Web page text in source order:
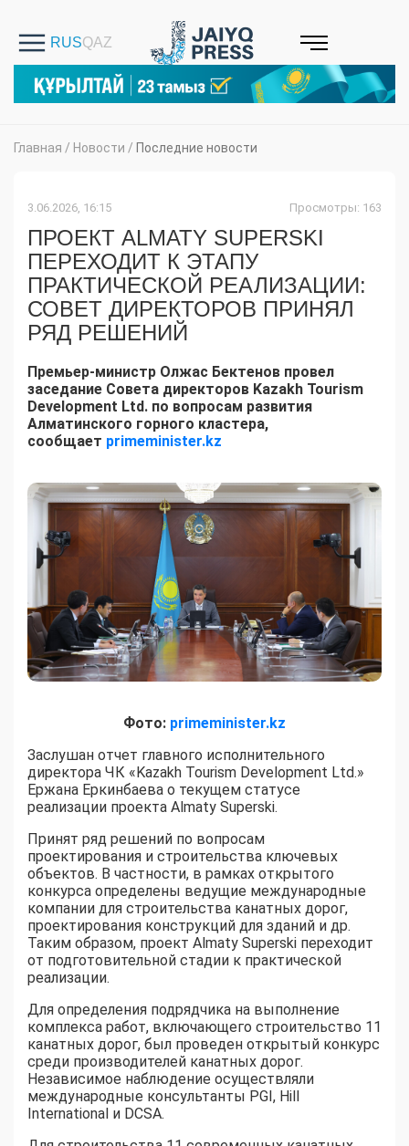
Главная / Новости / Последние новости
3.06.2026, 16:15 Просмотры: 163
ПРОЕКТ ALMATY SUPERSKI
ПЕРЕХОДИТ К ЭТАПУ
ПРАКТИЧЕСКОЙ РЕАЛИЗАЦИИ:
СОВЕТ ДИРЕКТОРОВ ПРИНЯЛ
РЯД РЕШЕНИЙ
Премьер-министр Олжас Бектенов провел
заседание Совета директоров Kazakh Tourism
Development Ltd. по вопросам развития
Алматинского горного кластера,
сообщает primeminister.kz
Фото: primeminister.kz
Заслушан отчет главного исполнительного
директора ЧК «Kazakh Tourism Development Ltd.»
Ержана Еркинбаева о текущем статусе
реализации проекта Almaty Superski.
Принят ряд решений по вопросам
проектирования и строительства ключевых
объектов. В частности, в рамках открытого
конкурса определены ведущие международные
компании для строительства канатных дорог,
проектирования конструкций для зданий и др.
Таким образом, проект Almaty Superski переходит
от подготовительной стадии к практической
реализации.
Для определения подрядчика на выполнение
комплекса работ, включающего строительство 11
канатных дорог, был проведен открытый конкурс
среди производителей канатных дорог.
Независимое наблюдение осуществляли
международные консультанты PGI, Hill
International и DCSA.